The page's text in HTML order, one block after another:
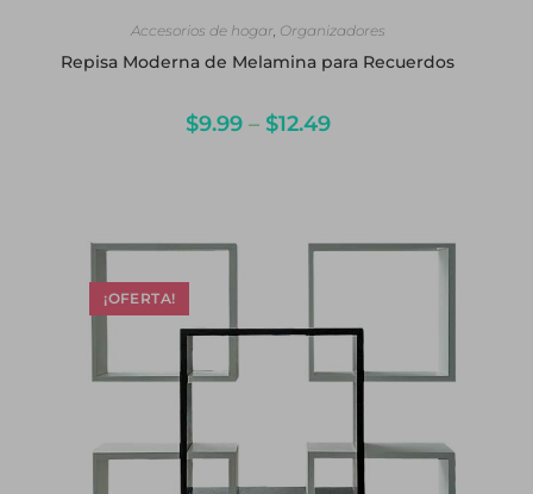
Accesorios de hogar Organizadores
Repisa Moderna de Melamina para Recuerdos
$9.99 – $12.49
¡OFERTA!